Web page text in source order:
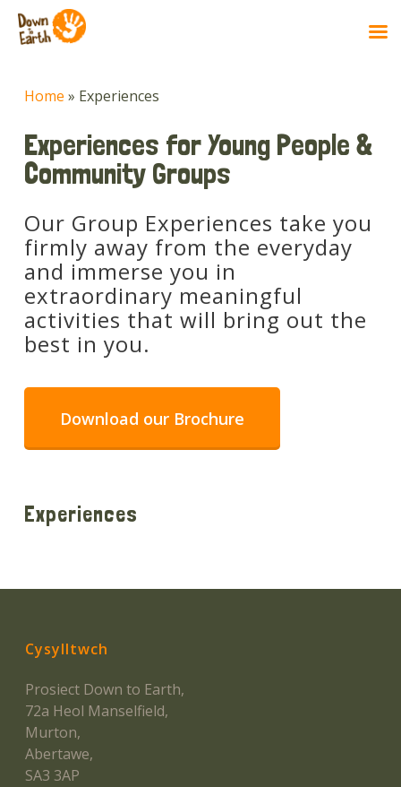
mainHome » Experiences
Experiences for Young People &
Community Groups
Our Group Experiences take you
firmly away from the everyday
and immerse you in
extraordinary meaningful
activities that will bring out the
best in you.
Download our Brochure
Experiences
Cysylltwch
Prosiect Down to Earth,
72a Heol Manselfield,
Murton,
Abertawe,
SA3 3AP